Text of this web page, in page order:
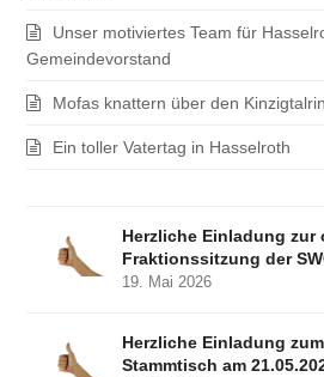
Unser motiviertes Team für
Gemeindevorstand
Mofas knattern über den
Ein toller Vatertag in Hasselroth
Herzliche Einladung zur
Fraktionssitzung der
19. Mai 2026
Herzliche Einladung
Stammtisch am